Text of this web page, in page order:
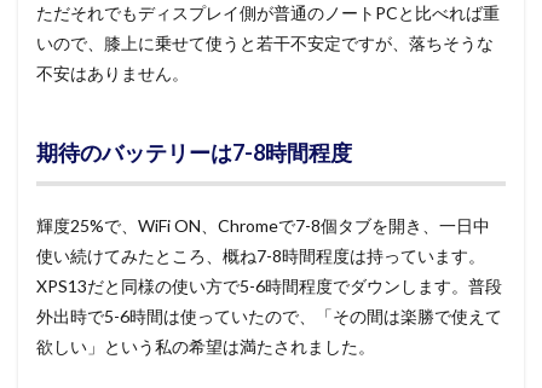
ただそれでもディスプレイ側が普通のノートPCと比べれば重
いので、膝上に乗せて使うと若干不安定ですが、落ちそうな
不安はありません。
期待のバッテリーは7-8時間程度
輝度25%で、WiFi ON、Chromeで7-8個タブを開き、一日中
使い続けてみたところ、概ね7-8時間程度は持っています。
XPS13だと同様の使い方で5-6時間程度でダウンします。普段
外出時で5-6時間は使っていたので、「その間は楽勝で使えて
欲しい」という私の希望は満たされました。